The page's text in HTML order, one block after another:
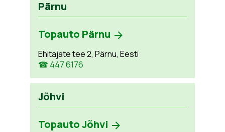
Pärnu
Topauto Pärnu
Ehitajate tee 2, Pärnu, Eesti
☎ 447 6176
Jõhvi
Topauto Jõhvi